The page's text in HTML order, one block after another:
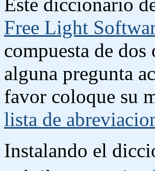
Free Light
compuesta de
alguna pregunta
favor coloque su
lista de
Instalando el